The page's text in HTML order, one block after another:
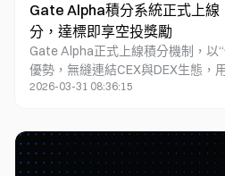
Gate Alpha積分系統正式上線
分，達標即享空投獎勵
Gate Alpha正式上線積分機制，以
優勢，無縫連結CEX與DEX生態，
產，直接使用交易所USDT交易鏈
盲盒及數十萬美元獎池，單帳號最
2026-03-31 08:36:15